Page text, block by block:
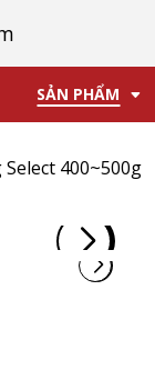
SẢN PHẨM
400~500g